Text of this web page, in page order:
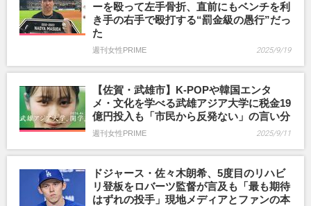
ーを殴って左手骨折、直前にもベンチを利
き手の右手で殴打する“罰金級の愚行”だっ
た
週刊女性PRIME 2025/9/19
【佐賀・武雄市】K-POPや韓国エンタ
メ・文化を学べる武雄アジア大学に税金19
億円投入も「市民から反発ない」の言い分
週刊女性PRIME 2025/9/11
ドジャース・佐々木朗希、5度目のリハビ
リ登板をロバーツ監督が言及も「最も期待
はずれの投手」現地メディアとファンの本